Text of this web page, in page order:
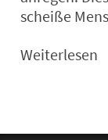
scheiße
Weiterlesen